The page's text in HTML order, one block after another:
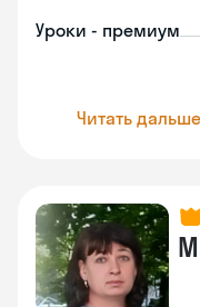
Уроки - премиум
Читать дальше